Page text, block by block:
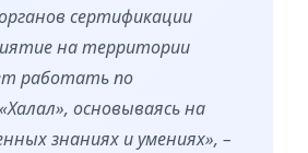
сертификации
на территории
работать по
основываясь на
знаниях и умениях», –